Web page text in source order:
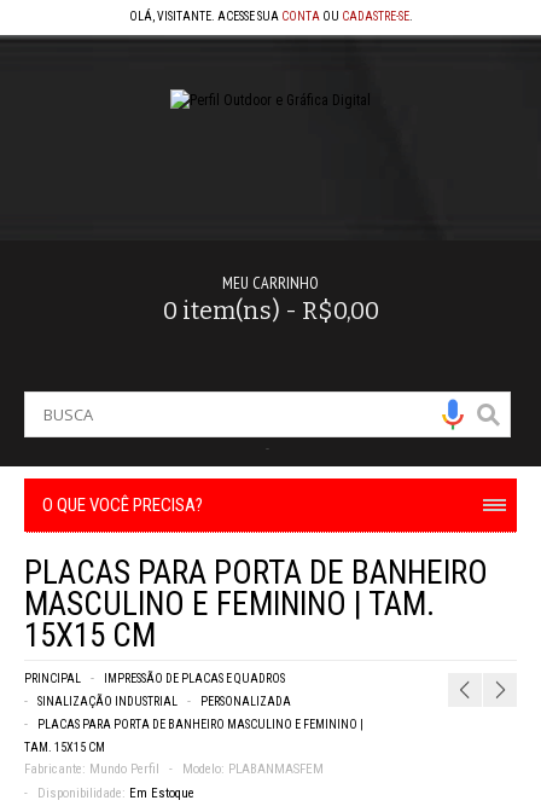
OLÁ, VISITANTE. ACESSE SUA CONTA OU CADASTRE-SE.
MEU CARRINHO
0 item(ns) - R$0,00
-
O QUE VOCÊ PRECISA?
PLACAS PARA PORTA DE BANHEIRO
MASCULINO E FEMININO | TAM.
15X15 CM
PRINCIPAL
IMPRESSÃO DE PLACAS E QUADROS
SINALIZAÇÃO INDUSTRIAL
PERSONALIZADA
PLACAS PARA PORTA DE BANHEIRO MASCULINO E FEMININO |
TAM. 15X15 CM
Fabricante: Mundo Perfil Modelo: PLABANMASFEM
Disponibilidade: Em Estoque